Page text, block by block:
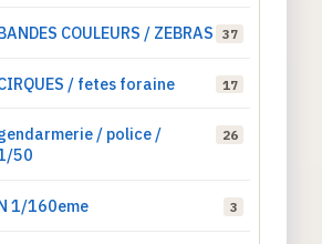
COULEURS / ZEBRAS 37
/ fetes foraine 17
/ police /
50
26
1/160eme 3